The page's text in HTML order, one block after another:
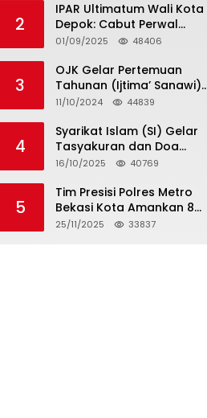
2
IPAR Ultimatum Wali Kota
Depok: Cabut Perwal
Tunjangan DPRD Rp40 Juta
Aksi Rakyat
01/09/2025 48406
3
OJK Gelar Pertemuan
Tahunan (Ijtima’ Sanawi)
Dewan Pengawas Syariah
11/10/2024 44839
4
Syarikat Islam (SI) Gelar
Tasyakuran dan Doa
Bersama Organisasi
16/10/2025 40769
5
Tim Presisi Polres Metro
Bekasi Kota Amankan 8
Remaja Diduga Hendak
25/11/2025 33837